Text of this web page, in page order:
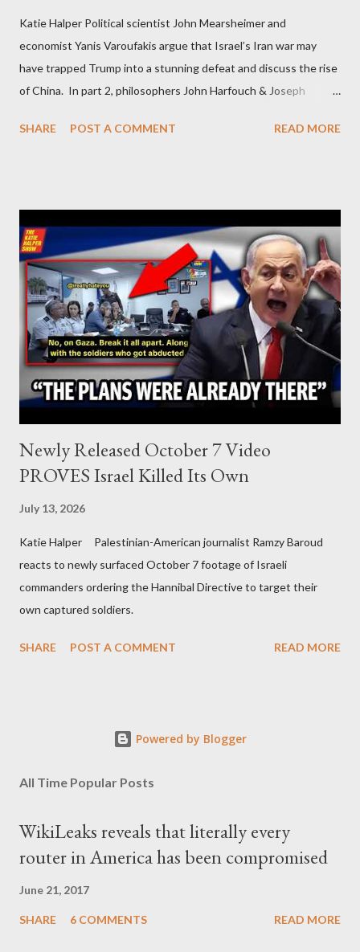
Katie Halper Political scientist John Mearsheimer and
economist Yanis Varoufakis argue that Israel’s Iran war may
have trapped Trump into a stunning defeat and discuss the rise
of China. In part 2, philosophers John Harfouch & Joseph
Israel, and explore the work of diplomat & scholar Fayez Sayegh,
SHARE POST A COMMENT READ MORE
Newly Released October 7 Video
PROVES Israel Killed Its Own
July 13, 2026
Katie Halper Palestinian-American journalist Ramzy Baroud
reacts to newly surfaced October 7 footage of Israeli
commanders ordering the Hannibal Directive to target their
own captured soldiers.
SHARE POST A COMMENT READ MORE
Powered by Blogger
All Time Popular Posts
WikiLeaks reveals that literally every
router in America has been compromised
June 21, 2017
SHARE 6 COMMENTS READ MORE